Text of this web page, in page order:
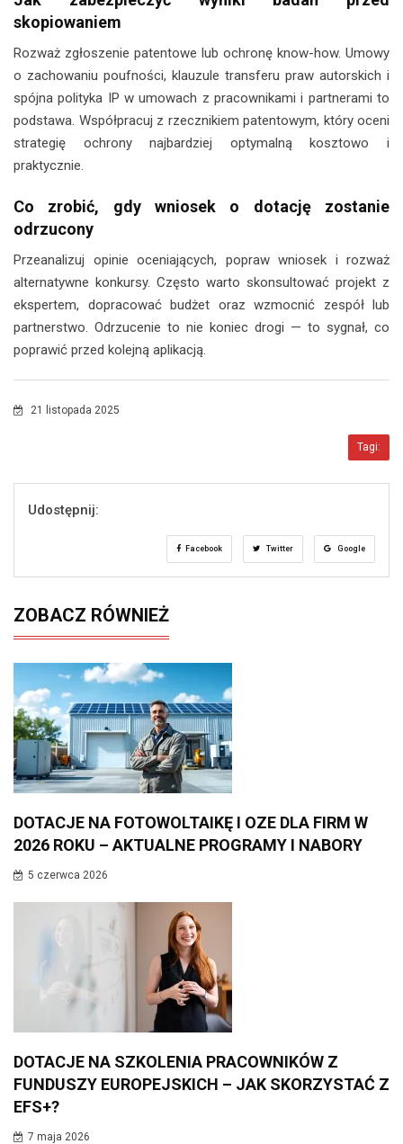
skopiowaniem
Rozważ zgłoszenie patentowe lub ochronę know-how. Umowy
o zachowaniu poufności, klauzule transferu praw autorskich i
spójna polityka IP w umowach z pracownikami i partnerami to
podstawa. Współpracuj z rzecznikiem patentowym, który oceni
strategię ochrony najbardziej optymalną kosztowo i
praktycznie.
Co zrobić, gdy wniosek o dotację zostanie
odrzucony
Przeanalizuj opinie oceniających, popraw wniosek i rozważ
alternatywne konkursy. Często warto skonsultować projekt z
ekspertem, dopracować budżet oraz wzmocnić zespół lub
partnerstwo. Odrzucenie to nie koniec drogi — to sygnał, co
poprawić przed kolejną aplikacją.
21 listopada 2025
Tagi:
Udostępnij:
Facebook Twitter Google
ZOBACZ RÓWNIEŻ
DOTACJE NA FOTOWOLTAIKĘ I OZE DLA FIRM W
2026 ROKU – AKTUALNE PROGRAMY I NABORY
5 czerwca 2026
DOTACJE NA SZKOLENIA PRACOWNIKÓW Z
FUNDUSZY EUROPEJSKICH – JAK SKORZYSTAĆ Z
EFS+?
7 maja 2026